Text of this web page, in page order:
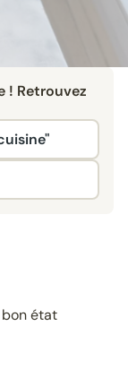
! Retrouvez
état